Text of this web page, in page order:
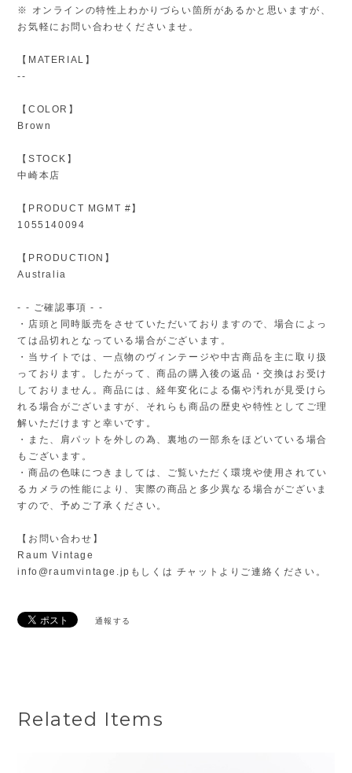
※ オンラインの特性上わかりづらい箇所があるかと思いますが、
お気軽にお問い合わせくださいませ。
【MATERIAL】
--
【COLOR】
Brown
【STOCK】
中崎本店
【PRODUCT MGMT #】
1055140094
【PRODUCTION】
Australia
- - ご確認事項 - -
・店頭と同時販売をさせていただいておりますので、場合によっ
ては品切れとなっている場合がございます。
・当サイトでは、一点物のヴィンテージや中古商品を主に取り扱
っております。したがって、商品の購入後の返品・交換はお受け
しておりません。商品には、経年変化による傷や汚れが見受けら
れる場合がございますが、それらも商品の歴史や特性としてご理
解いただけますと幸いです。
・また、肩パットを外しの為、裏地の一部糸をほどいている場合
もございます。
・商品の色味につきましては、ご覧いただく環境や使用されてい
るカメラの性能により、実際の商品と多少異なる場合がございま
すので、予めご了承ください。
【お問い合わせ】
Raum Vintage
info@raumvintage.jp もしくは チャットよりご連絡ください。
通報する
Related Items